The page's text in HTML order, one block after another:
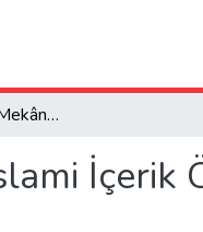
Geleneksel Türk Evi Mekân Kurgusunun İslami İçerik Özünde 20. yy. Mimarlığında İncelenmesi
İçerik